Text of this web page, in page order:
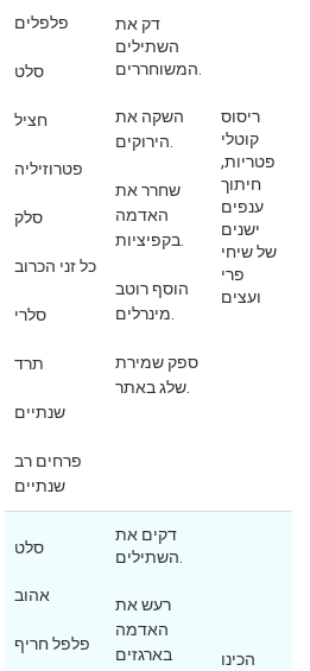
פלפלים
סלט
חציל
פטרוזיליה
סלק
כל זני הכרוב
סלרי
תרד
שנתיים
פרחים רב
שנתיים
דק את
השתילים
השקה את
שחרר את
האדמה
הוסף רוטב
ספק שמירת
ריסוס
קוטלי
פטריות,
חיתוך
ענפים
ישנים
של שיחי
פרי
ועצים
סלט
אהוב
פלפל חריף
דקים את
רעש את
האדמה
בארגזים
הכינו